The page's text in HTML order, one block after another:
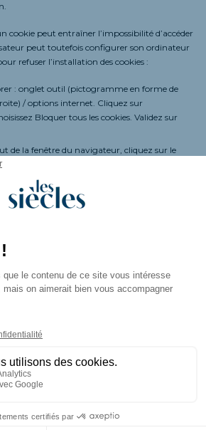
cookie peut entraîner l’impossibilité d’accéder
peut toutefois configurer son ordinateur
refuser l’installation des cookies :
: onglet outil (pictogramme en forme de
/ options internet. Cliquez sur
Bloquer tous les cookies. Validez sur
de la fenêtre du navigateur, cliquez sur le
dans l’onglet Options. Cliquer sur l’onglet
de conservation sur : utiliser les paramètres
Enfin décochez-la pour désactiver
en haut à droite du navigateur sur le
(symbolisé par un rouage). Sélectionnez
sur Afficher les paramètres avancés. Dans la
», cliquez sur Paramètres de contenu.
», vous pouvez bloquer les cookies.
en haut à droite du navigateur sur le
(symbolisé par trois lignes horizontales).
« Confidentialité », cliquez sur préférences.
», vous pouvez bloquer les cookies.
attribution de juridiction.